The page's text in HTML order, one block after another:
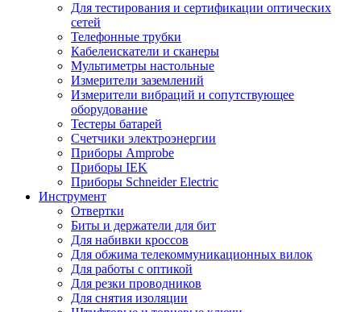
Для тестирования и сертификации оптических
сетей
Телефонные трубки
Кабелеискатели и сканеры
Мультиметры настольные
Измерители заземлений
Измерители вибраций и сопутствующее
оборудование
Тестеры батарей
Счетчики электроэнергии
Приборы Amprobe
Приборы IEK
Приборы Schneider Electric
Инструмент
Отвертки
Биты и держатели для бит
Для набивки кроссов
Для обжима телекоммуникационных вилок
Для работы с оптикой
Для резки проводников
Для снятия изоляции